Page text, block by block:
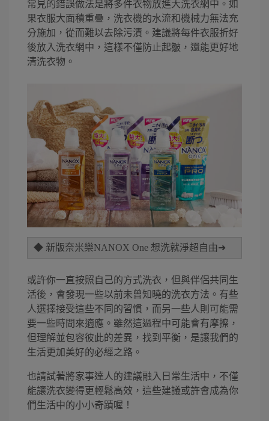
常見的錯誤做法是將多件衣物放進大洗衣網中。如
果衣服大面積重疊，洗衣機的水流和機械力無法充
分施加，從而難以去除污漬。建議將每件衣服折好
後放入洗衣網中，這樣不僅防止起皺，還能更好地
清洗衣物。
◆ 新版奈米樂NANOX One 想洗就淨超自由➜
或許你一直按照自己的方式洗衣，但與伴侶共同生
活後，會發現一些以前未曾知曉的洗衣方法。有些
人選擇接受這些不同的習慣，而另一些人則可能需
要一些時間來適應。雖然這過程中可能會有摩擦，
但理解並包容彼此的差異，找到平衡，是讓我們的
生活更加美好的必經之路。
也請試著將家事達人的建議融入日常生活中，不僅
能讓洗衣變得更輕鬆高效，這些建議或許會成為你
們生活中的小小奇蹟喔！